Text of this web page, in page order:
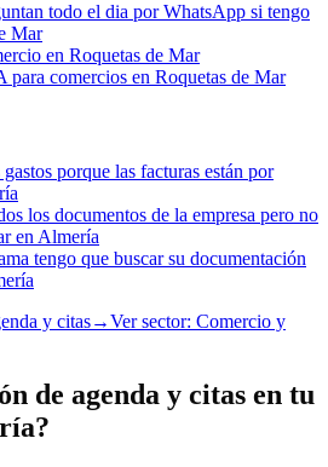
todo el dia por WhatsApp si tengo
Mar
en Roquetas de Mar
para comercios en Roquetas de Mar
porque las facturas están por
los documentos de la empresa pero no
en Almería
tengo que buscar su documentación
y citas→Ver sector: Comercio y
de agenda y citas en tu